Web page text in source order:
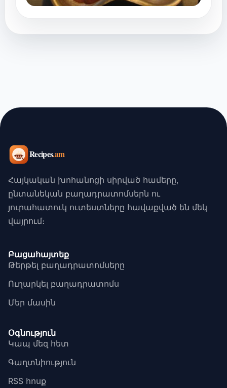
Հայկական խոհանոցի սիրված համերը,
ընտանեկան բաղադրատոմսերն ու
յուրահատուկ ուտեստները հավաքված են մեկ
վայրում։
Բացահայտեք
Թերթել բաղադրատոմսերը
Ուղարկել բաղադրատոմս
Մեր մասին
Օգնություն
Կապ մեզ հետ
Գաղտնիություն
RSS հոսք